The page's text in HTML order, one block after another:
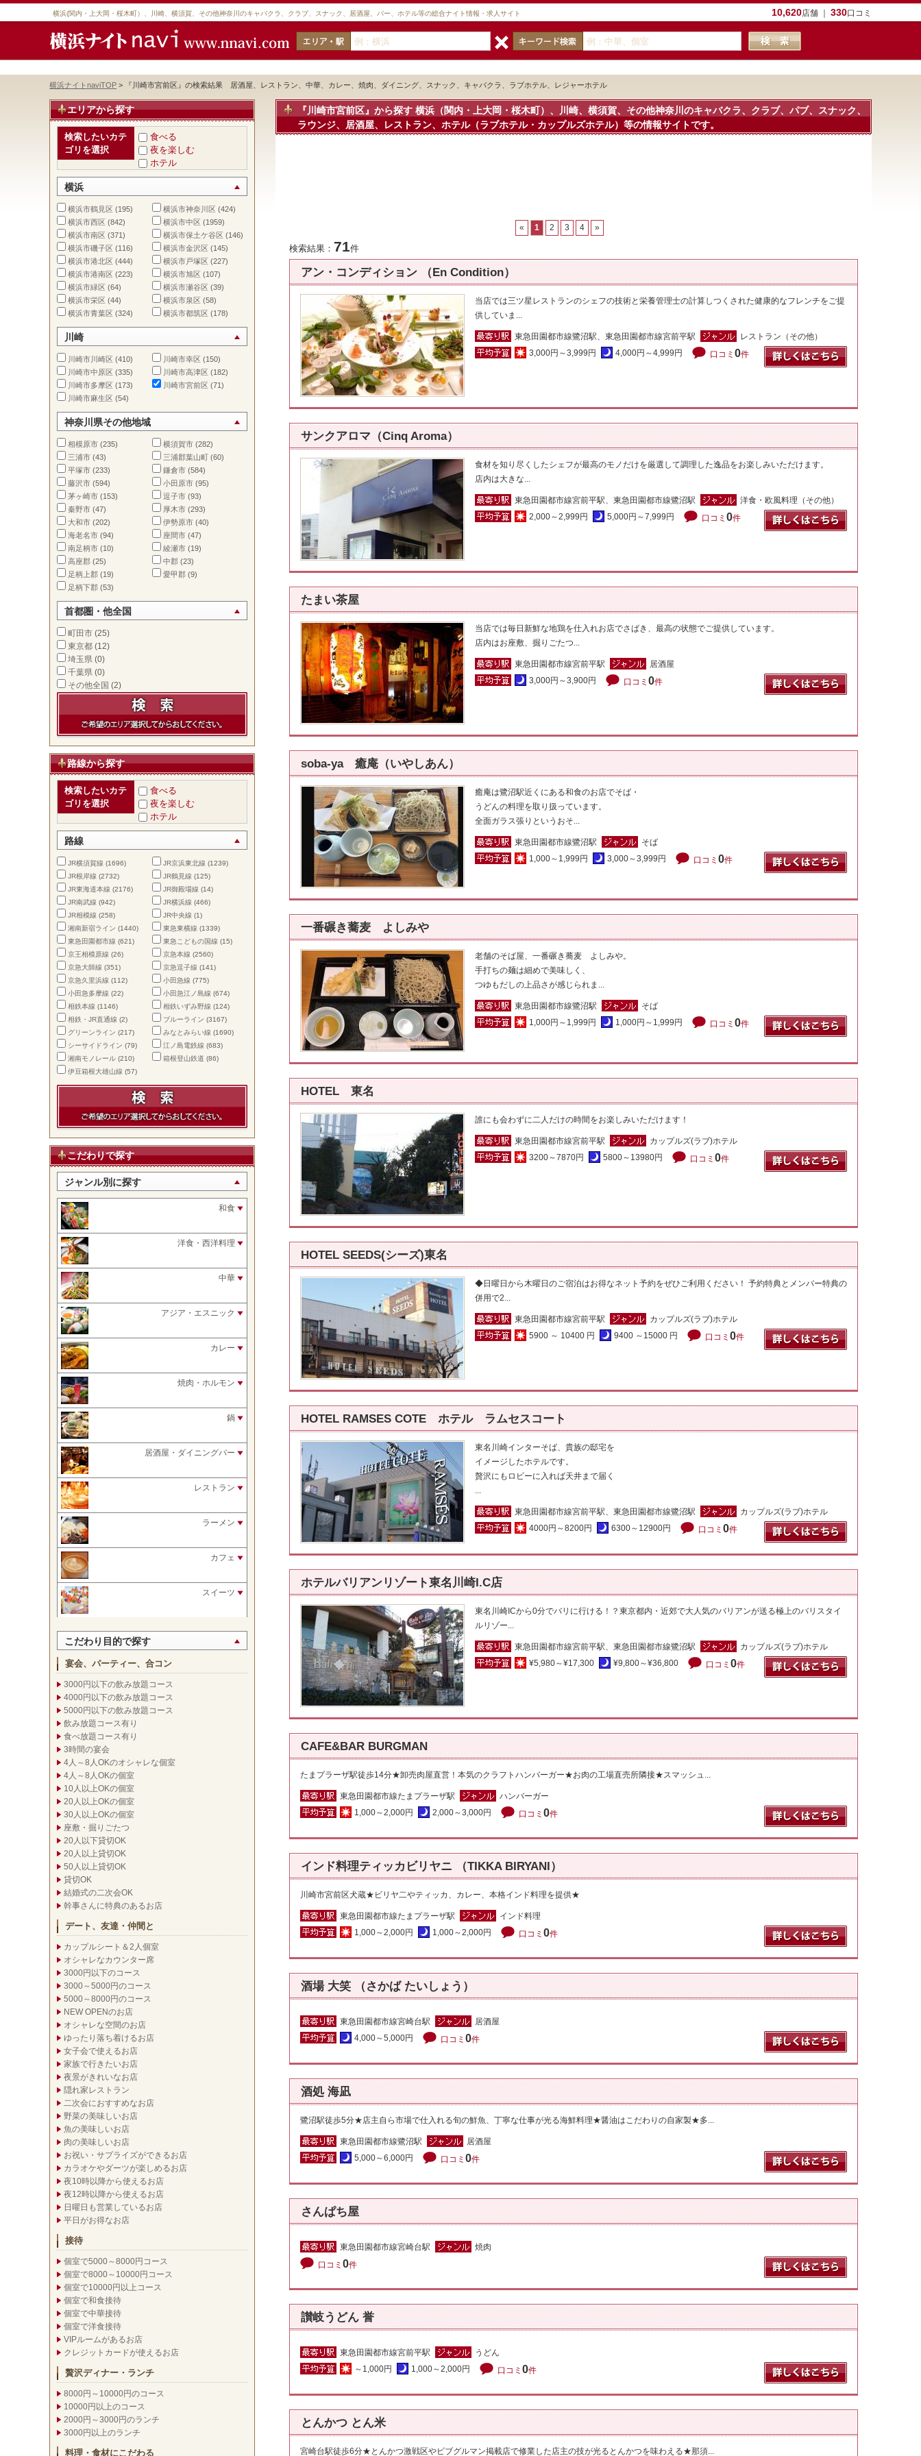
10,620店舗 ｜ 330口コミ
横浜(関内・上大岡・桜木町）、川崎、横須賀、その他神奈川のキャバクラ、クラブ、スナック、居酒屋、バー、ホテル等の総合ナイト情報・求人サイト
横浜ナイトnaviTOP > 『川崎市宮前区』の検索結果 居酒屋、レストラン、中華、カレー、焼肉、ダイニング、スナック、キャバクラ、ラブホテル、レジャーホテル
『川崎市宮前区』から探す 横浜（関内・上大岡・桜木町）、川崎、横須賀、その他神奈川のキャバクラ、クラブ、パブ、スナック、
ラウンジ、居酒屋、レストラン、ホテル（ラブホテル・カップルズホテル）等の情報サイトです。
« 1 2 3 4 »
検索結果： 71件
アン・コンディション （En Condition）
当店では三ツ星レストランのシェフの技術と栄養管理士の計算しつくされた健康的なフレンチをご提
供していま...
東急田園都市線鷺沼駅、東急田園都市線宮前平駅
レストラン（その他）
3,000円～3,999円
4,000円～4,999円 口コミ 0件
サンクアロマ（Cinq Aroma）
食材を知り尽くしたシェフが最高のモノだけを厳選して調理した逸品をお楽しみいただけます。
店内は大きな...
東急田園都市線宮前平駅、東急田園都市線鷺沼駅
洋食・欧風料理（その他）
2,000～2,999円
5,000円～7,999円 口コミ 0件
たまい茶屋
当店では毎日新鮮な地鶏を仕入れお店でさばき、最高の状態でご提供しています。
店内はお座敷、掘りごたつ...
東急田園都市線宮前平駅
居酒屋
3,000円～3,900円
口コミ 0件
soba-ya 癒庵（いやしあん）
癒庵は鷺沼駅近くにある和食のお店でそば・
うどんの料理を取り扱っています。
全面ガラス張りというおそ...
東急田園都市線鷺沼駅
そば
1,000～1,999円
3,000～3,999円 口コミ 0件
一番碾き蕎麦 よしみや
老舗のそば屋、一番碾き蕎麦 よしみや。
手打ちの麺は細めで美味しく、
つゆもだしの上品さが感じられま...
東急田園都市線鷺沼駅
そば
1,000円～1,999円
1,000円～1,999円 口コミ 0件
HOTEL 東名
誰にも会わずに二人だけの時間をお楽しみいただけます！
東急田園都市線宮前平駅
カップルズ(ラブ)ホテル
3200～7870円
5800～13980円 口コミ 0件
HOTEL SEEDS(シーズ)東名
◆日曜日から木曜日のご宿泊はお得なネット予約をぜひご利用ください！ 予約特典とメンバー特典の
併用で2...
東急田園都市線宮前平駅
カップルズ(ラブ)ホテル
5900 ～ 10400 円
9400 ～15000 円 口コミ 0件
HOTEL RAMSES COTE ホテル ラムセスコート
東名川崎インターそば、貴族の邸宅を
イメージしたホテルです。
贅沢にもロビーに入れば天井まで届く
...
東急田園都市線宮前平駅、東急田園都市線鷺沼駅
カップルズ(ラブ)ホテル
4000円～8200円
6300～12900円 口コミ 0件
ホテルバリアンリゾート東名川崎I.C店
東名川崎ICから0分でバリに行ける！？東京都内・近郊で大人気のバリアンが送る極上のバリスタイ
ルリゾー...
東急田園都市線宮前平駅、東急田園都市線鷺沼駅
カップルズ(ラブ)ホテル
¥5,980～¥17,300
¥9,800～¥36,800 口コミ 0件
CAFE&BAR BURGMAN
たまプラーザ駅徒歩14分★卸売肉屋直営！本気のクラフトハンバーガー★お肉の工場直売所隣接★スマッシュ...
東急田園都市線たまプラーザ駅
ハンバーガー
1,000～2,000円
2,000～3,000円 口コミ 0件
インド料理ティッカビリヤニ （TIKKA BIRYANI）
川崎市宮前区犬蔵★ビリヤ二やティッカ、カレー、本格インド料理を提供★
東急田園都市線たまプラーザ駅
インド料理
1,000～2,000円
1,000～2,000円 口コミ 0件
酒場 大笑 （さかば たいしょう）
東急田園都市線宮崎台駅
居酒屋
4,000～5,000円
口コミ 0件
酒処 海凪
鷺沼駅徒歩5分★店主自ら市場で仕入れる旬の鮮魚、丁寧な仕事が光る海鮮料理★醤油はこだわりの自家製★多...
東急田園都市線鷺沼駅
居酒屋
5,000～6,000円
口コミ 0件
さんぱち屋
東急田園都市線宮崎台駅
焼肉
口コミ 0件
讃岐うどん 誉
東急田園都市線宮前平駅
うどん
～1,000円
1,000～2,000円 口コミ 0件
とんかつ とん米
宮崎台駅徒歩6分★とんかつ激戦区やビブグルマン掲載店で修業した店主の技が光るとんかつを味わえる★那須...
エリアから探す
検索したいカテ
ゴリを選択
食べる
夜を楽しむ
ホテル
横浜
横浜市鶴見区 (195) 横浜市神奈川区 (424)
横浜市西区 (842) 横浜市中区 (1959)
横浜市南区 (371) 横浜市保土ケ谷区 (146)
横浜市磯子区 (116) 横浜市金沢区 (145)
横浜市港北区 (444) 横浜市戸塚区 (227)
横浜市港南区 (223) 横浜市旭区 (107)
横浜市緑区 (64) 横浜市瀬谷区 (39)
横浜市栄区 (44) 横浜市泉区 (58)
横浜市青葉区 (324) 横浜市都筑区 (178)
川崎
川崎市川崎区 (410) 川崎市幸区 (150)
川崎市中原区 (335) 川崎市高津区 (182)
川崎市多摩区 (173) 川崎市宮前区 (71)
川崎市麻生区 (54)
神奈川県その他地域
相模原市 (235) 横須賀市 (282)
三浦市 (43) 三浦郡葉山町 (60)
平塚市 (233) 鎌倉市 (584)
藤沢市 (594) 小田原市 (95)
茅ヶ崎市 (153) 逗子市 (93)
秦野市 (47) 厚木市 (293)
大和市 (202) 伊勢原市 (40)
海老名市 (94) 座間市 (47)
南足柄市 (10) 綾瀬市 (19)
高座郡 (25) 中郡 (23)
足柄上郡 (19) 愛甲郡 (9)
足柄下郡 (53)
首都圏・他全国
町田市 (25)
東京都 (12)
埼玉県 (0)
千葉県 (0)
その他全国 (2)
路線から探す
検索したいカテ
ゴリを選択
食べる
夜を楽しむ
ホテル
路線
JR横須賀線 (1696) JR京浜東北線 (1239)
JR根岸線 (2732) JR鶴見線 (125)
JR東海道本線 (2176) JR御殿場線 (14)
JR南武線 (942) JR横浜線 (466)
JR相模線 (258) JR中央線 (1)
湘南新宿ライン (1440) 東急東横線 (1339)
東急田園都市線 (621) 東急こどもの国線 (15)
京王相模原線 (26) 京急本線 (2560)
京急大師線 (351) 京急逗子線 (141)
京急久里浜線 (112) 小田急線 (775)
小田急多摩線 (22) 小田急江ノ島線 (674)
相鉄本線 (1146) 相鉄いずみ野線 (124)
相鉄・JR直通線 (2) ブルーライン (3167)
グリーンライン (217) みなとみらい線 (1690)
シーサイドライン (79) 江ノ島電鉄線 (683)
湘南モノレール (210) 箱根登山鉄道 (86)
伊豆箱根大雄山線 (57)
こだわりで探す
ジャンル別に探す
和食
洋食・西洋料理
中華
アジア・エスニック
カレー
焼肉・ホルモン
鍋
居酒屋・ダイニングバー
レストラン
ラーメン
カフェ
スイーツ
こだわり目的で探す
宴会、パーティー、合コン
3000円以下の飲み放題コース
4000円以下の飲み放題コース
5000円以下の飲み放題コース
飲み放題コース有り
食べ放題コース有り
3時間の宴会
4人～8人OKのオシャレな個室
4人～8人OKの個室
10人以上OKの個室
20人以上OKの個室
30人以上OKの個室
座敷・掘りごたつ
20人以下貸切OK
20人以上貸切OK
50人以上貸切OK
貸切OK
結婚式の二次会OK
幹事さんに特典のあるお店
デート、友達・仲間と
カップルシート＆2人個室
オシャレなカウンター席
3000円以下のコース
3000～5000円のコース
5000～8000円のコース
NEW OPENのお店
オシャレな空間のお店
ゆったり落ち着けるお店
女子会で使えるお店
家族で行きたいお店
夜景がきれいなお店
隠れ家レストラン
二次会におすすめなお店
野菜の美味しいお店
魚の美味しいお店
肉の美味しいお店
お祝い・サプライズができるお店
カラオケやダーツが楽しめるお店
夜10時以降から使えるお店
夜12時以降から使えるお店
日曜日も営業しているお店
平日がお得なお店
接待
個室で5000～8000円コース
個室で8000～10000円コース
個室で10000円以上コース
個室で和食接待
個室で中華接待
個室で洋食接待
VIPルームがあるお店
クレジットカードが使えるお店
贅沢ディナー・ランチ
8000円～10000円のコース
10000円以上のコース
2000円～3000円のランチ
3000円以上のランチ
料理・食材にこだわる